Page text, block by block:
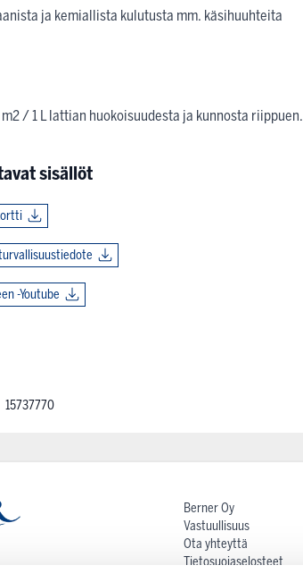
ja kemiallista kulutusta mm. käsihuuhteita
/ 1 L lattian huokoisuudesta ja kunnosta riippuen.
sisällöt
-Youtube
15737770
Berner Oy
Vastuullisuus
Ota yhteyttä
Tietosuojaselosteet